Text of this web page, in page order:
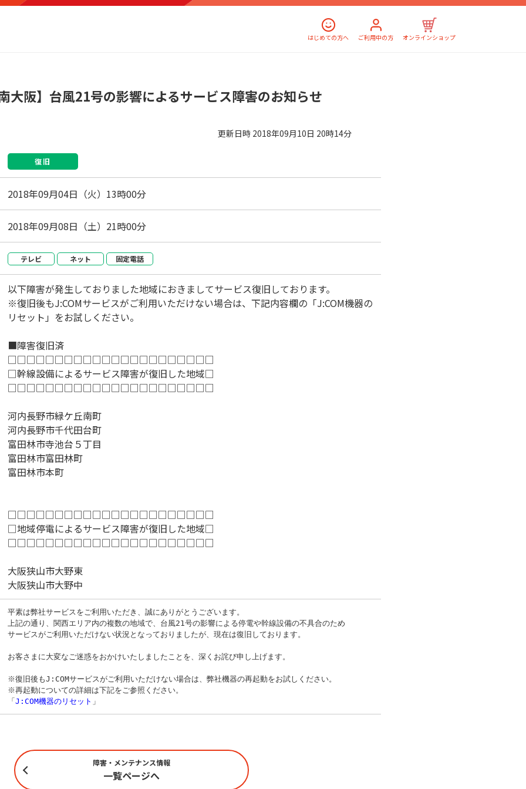
はじめての方へ ご利用中の方 オンラインショップ
大阪】台風21号の影響によるサービス障害のお知らせ
更新日時 2018年09月10日 20時14分
復旧
2018年09月04日（火）13時00分
2018年09月08日（土）21時00分
テレビ ネット 固定電話
以下障害が発生しておりました地域におきましてサービス復旧しております。
※復旧後もJ:COMサービスがご利用いただけない場合は、下記内容欄の「J:COM機器の
リセット」をお試しください。
■障害復旧済
□□□□□□□□□□□□□□□□□□□□□□
□幹線設備によるサービス障害が復旧した地域□
□□□□□□□□□□□□□□□□□□□□□□
河内長野市緑ケ丘南町
河内長野市千代田台町
富田林市寺池台５丁目
富田林市富田林町
富田林市本町
□□□□□□□□□□□□□□□□□□□□□□
□地域停電によるサービス障害が復旧した地域□
□□□□□□□□□□□□□□□□□□□□□□
大阪狭山市大野東
大阪狭山市大野中
平素は弊社サービスをご利用いただき、誠にありがとうございます。
上記の通り、関西エリア内の複数の地域で、台風21号の影響による停電や幹線設備の不具合のため
サービスがご利用いただけない状況となっておりましたが、現在は復旧しております。
お客さまに大変なご迷惑をおかけいたしましたことを、深くお詫び申し上げます。
※復旧後もJ:COMサービスがご利用いただけない場合は、弊社機器の再起動をお試しください。
※再起動についての詳細は下記をご参照ください。
「 J:COM機器のリセット 」
障害・メンテナンス情報
一覧ページへ